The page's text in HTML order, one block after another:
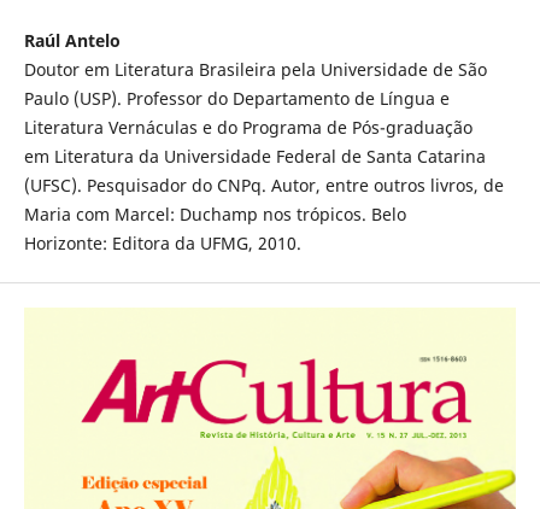
Raúl Antelo
Doutor em Literatura Brasileira pela Universidade de São
Paulo (USP). Professor do Departamento de Língua e
Literatura Vernáculas e do Programa de Pós-graduação
em Literatura da Universidade Federal de Santa Catarina
(UFSC). Pesquisador do CNPq. Autor, entre outros livros, de
Maria com Marcel: Duchamp nos trópicos. Belo
Horizonte: Editora da UFMG, 2010.